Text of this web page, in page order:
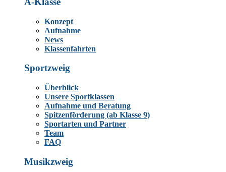
Konzept
Aufnahme
News
Klassenfahrten
Sportzweig
Überblick
Unsere Sportklassen
Aufnahme und Beratung
Spitzenförderung (ab Klasse 9)
Sportarten und Partner
Team
FAQ
Musikzweig